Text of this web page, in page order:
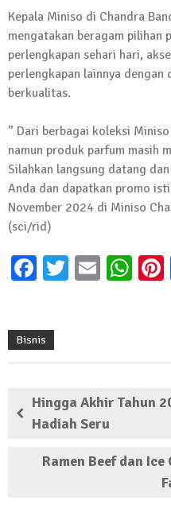
Wisnu Pujana
Penjaringan
Lamtim
1 Mei 2024 | 12:10
News Flash
Laporkan Kasus
Dialaminya ke Propam
19 Maret 2024 | 16:01
News Flash
Anggota MPR-RI I
Kembali Laksanakan
2 Februari 2024 | 11:48
Kepala Miniso di Chandra
mengatakan beragam
perlengkapan sehari hari,
perlengkapan lainnya dengan
berkualitas.
” Dari berbagai koleksi
namun produk parfum masih
Silahkan langsung datang
Anda dan dapatkan promo
November 2024 di Miniso
(sci/rid)
Facebook
Twitter
Email
Bisnis
Hingga Akhir Tahun
Hadiah Seru
Ramen Beef dan